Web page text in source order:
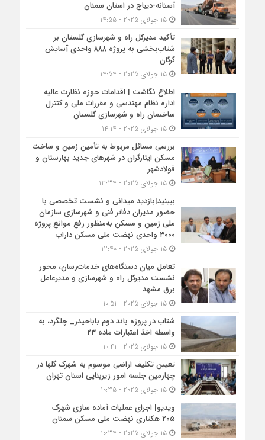
آستانه-دیباج در استان سمنان
15 جولای 2025 - 14:55
تأکید مدیرکل راه و شهرسازی گلستان بر
شتاب‌بخشی به پروژه ۸۸۸ واحدی آسایش
گرگان
15 جولای 2025 - 14:54
اطلاع نگاشت | اقدامات حوزه نظارت عالیه
اداره نظام مهندسی و مقررات ملی و کنترل
ساختمان راه و شهرسازی گلستان
15 جولای 2025 - 14:14
بررسی مسائل مربوط به تأمین زمین و ساخت
مسکن ایثارگران در شهرهای جدید بهارستان و
فولادشهر
15 جولای 2025 - 13:34
ببینید|بازدید میدانی و نشست تخصصی با
حضور مدیران دفاتر فنی و شهرسازی سازمان
ملی زمین و مسکن به‌منظور رفع موانع پروژه
۳۰۰۰ واحدی نهضت ملی مسکن داراب
15 جولای 2025 - 12:40
تعامل میان دستگاه‌های خدمات‌رسان، محور
نشست مدیرکل راه و شهرسازی و مدیرعامل
برق مشهد
15 جولای 2025 - 10:51
شتاب در پروژه باند دوم باباحیدر_ چلگرد، به
واسطه اخذ اعتبارات ماده ۲۳
15 جولای 2025 - 10:41
تعیین تکلیف اراضی موسوم به شهرک گلها در
چهارمین جلسه امور زیربنایی استان تهران
15 جولای 2025 - 10:35
ویدیو| اجرای عملیات آماده سازی شهرک
۲۰۵ هکتاری نهضت ملی مسکن سمنان
15 جولای 2025 - 10:34